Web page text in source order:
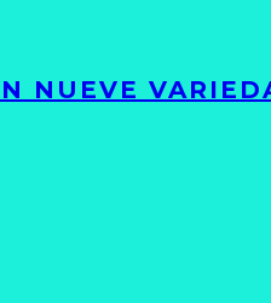
NUEVE